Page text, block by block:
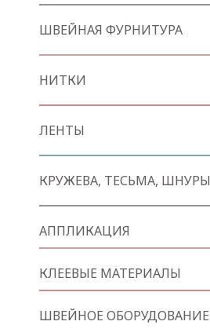
ШВЕЙНАЯ ФУРНИТУРА
НИТКИ
ЛЕНТЫ
КРУЖЕВА, ТЕСЬМА, ШНУРЫ
АППЛИКАЦИЯ
КЛЕЕВЫЕ МАТЕРИАЛЫ
ШВЕЙНОЕ ОБОРУДОВАНИЕ